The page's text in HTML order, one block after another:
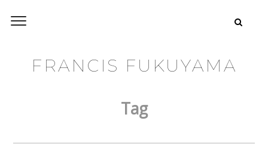
FRANCIS FUKUYAMA
Tag